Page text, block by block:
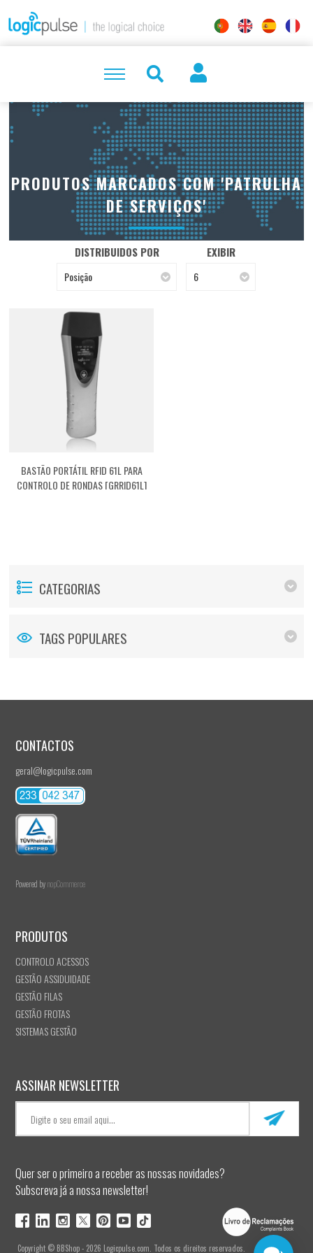
PRODUTOS MARCADOS COM 'PATRULHA
DE SERVIÇOS'
DISTRIBUIDOS POR
Posição
EXIBIR
6
BASTÃO PORTÁTIL RFID 61L PARA
CONTROLO DE RONDAS [GRRID61L]
CATEGORIAS
TAGS POPULARES
CONTACTOS
geral@logicpulse.com
Powered bynopCommerce
PRODUTOS
CONTROLO ACESSOS
GESTÃO ASSIDUIDADE
GESTÃO FILAS
GESTÃO FROTAS
SISTEMAS GESTÃO
ASSINAR NEWSLETTER
Quer ser o primeiro a receber as nossas novidades?
Subscreva já a nossa newsletter!
Copyright © BBShop - 2026 Logicpulse.com. Todos os direitos reservados.